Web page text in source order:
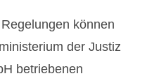
können
der Justiz
betriebenen